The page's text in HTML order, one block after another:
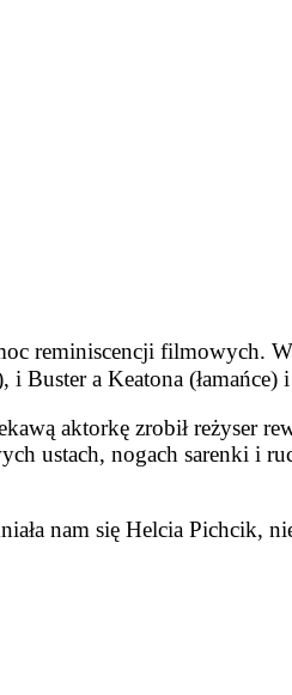
re­miniscencji filmowych.
Buster a Keatona
aktorkę zrobił reżyser
ustach, nogach sarenki i
nam się Helcia